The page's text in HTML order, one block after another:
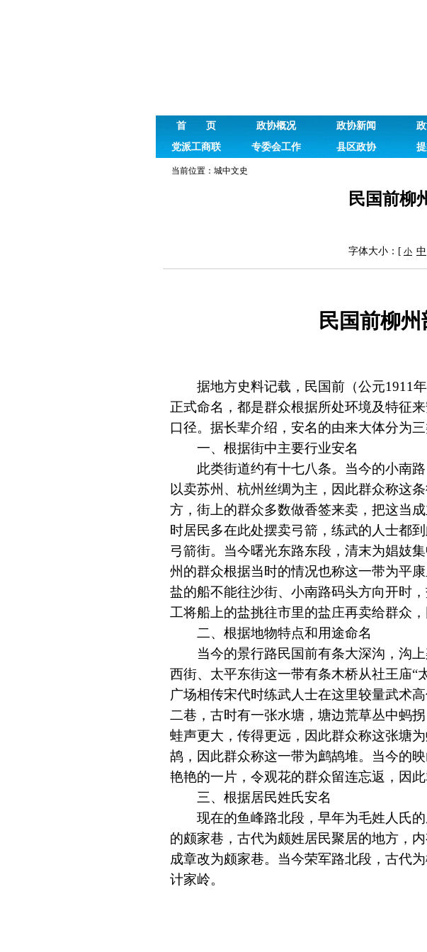
首 页 政协概况 政协新闻
党派工商联
专委会工作 县区政协
当前位置： 城中文史
民国前柳
字体大小：[ 小 中
民国前柳
据地方史料记载，民国前（公元1911
正式命名，都是群众根据所处环境及特征
口径。据长辈介绍，安名的由来大体分为三
一、根据街中主要行业安名
此类街道约有十七八条。当今的小南路
以卖苏州、杭州丝绸为主，因此群众称这
方，街上的群众多数做香签来卖，把这当
时居民多在此处摆卖弓箭，练武的人士都
弓箭街。当今曙光东路东段，清末为娼妓
州的群众根据当时的情况也称这一带为平
盐的船不能往沙街、小南路码头方向开时
工将船上的盐挑往市里的盐庄再卖给群众
二、根据地物特点和用途命名
当今的景行路民国前有条大深沟，沟上
西街、太平东街这一带有条木桥从社王庙“
广场相传宋代时练武人士在这里较量武术
二巷，古时有一张水塘，塘边荒草丛中蚂
蛙声更大，传得更远，因此群众称这张塘
鸪，因此群众称这一带为鹧鸪堆。当今的
艳艳的一片，令观花的群众留连忘返，因此
三、根据居民姓氏安名
现在的鱼峰路北段，早年为毛姓人氏的
的颇家巷，古代为颇姓居民聚居的地方，
成章改为颇家巷。当今荣军路北段，古代
计家岭。